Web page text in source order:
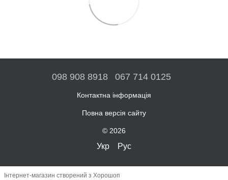
098 908 8918 067 714 0125
Контактна інформація
Повна версія сайту
© 2026
Укр Рус
Інтернет-магазин створений з Хорошоп